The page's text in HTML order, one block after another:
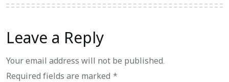
Leave a Reply
Your email address will not be published.
Required fields are marked *